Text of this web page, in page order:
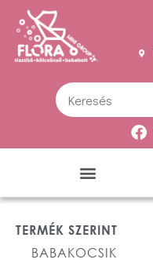
TERMÉK SZERINT
BABAKOCSIK